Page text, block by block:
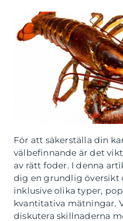
För att säkerställa din
välbefinnande är det
av rätt foder. I denna
dig en grundlig översikt
inklusive olika typer,
kvantitativa mätningar.
diskutera skillnaderna